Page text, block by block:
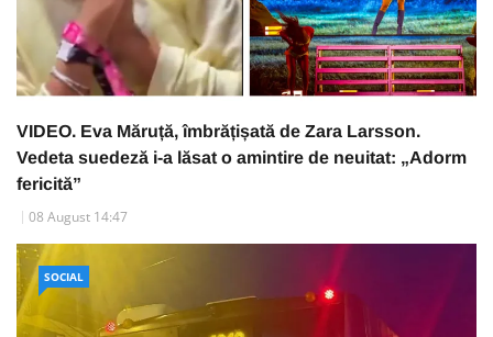
VIDEO. Eva Măruță, îmbrățișată de Zara Larsson.
Vedeta suedeză i-a lăsat o amintire de neuitat: „Adorm
fericită”
08 August 14:47
SOCIAL